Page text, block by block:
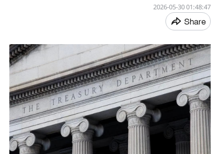
01:48:47 2026-05-30
Share